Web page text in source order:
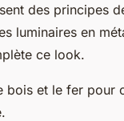
des principes
luminaires en
ce look.
bois et le fer pour